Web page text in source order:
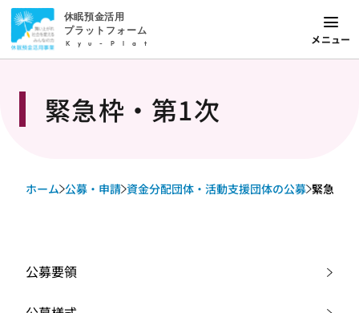
休眠預金活用
プラットフォーム
Kyu-Plat メニュー
緊急枠・第1次
ホーム 公募・申請 資金分配団体・活動支援団体の公募 緊急枠
公募要領